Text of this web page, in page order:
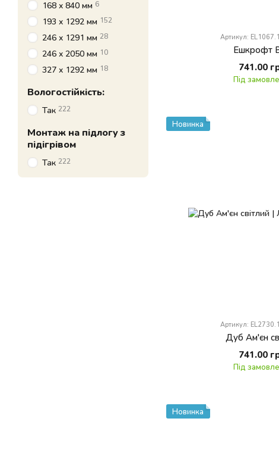
Артикул:
Ешкрофт
741.00
Під
Новинка
Артикул:
Дуб Ам'єн
741.00
Під
Новинка
168 x 840 мм 6
193 x 1292 мм 152
246 x 1291 мм 28
246 x 2050 мм 10
327 x 1292 мм 18
Вологостійкість:
Так 222
Монтаж на підлогу з
підігрівом
Так 222